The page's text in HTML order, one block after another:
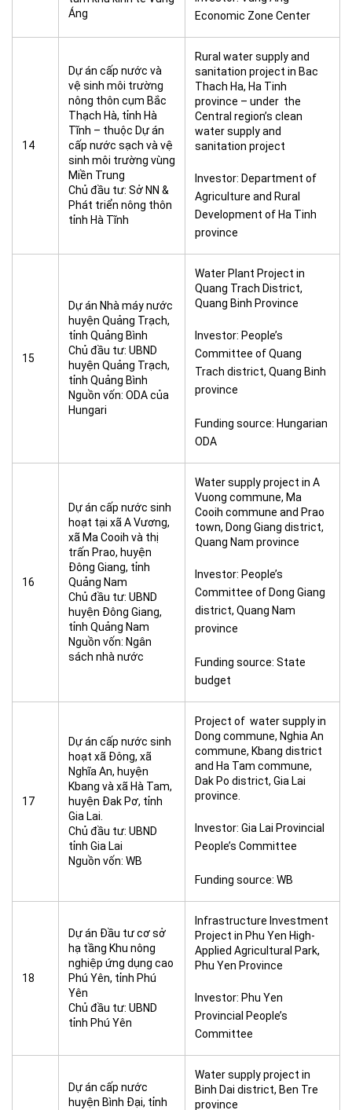
Áng
Economic Zone Center
14
Dự án cấp nước và
vệ sinh môi trường
nông thôn cụm Bắc
Thạch Hà, tỉnh Hà
Tĩnh – thuộc Dự án
cấp nước sạch và vệ
sinh môi trường vùng
Miền Trung
Chủ đầu tư: Sở NN &
Phát triển nông thôn
tỉnh Hà Tĩnh
Rural water supply and
sanitation project in Bac
Thach Ha, Ha Tinh
province – under the
Central region’s clean
water supply and
sanitation project
Investor: Department of
Agriculture and Rural
Development of Ha Tinh
province
15
Dự án Nhà máy nước
huyện Quảng Trạch,
tỉnh Quảng Bình
Chủ đầu tư: UBND
huyện Quảng Trạch,
tỉnh Quảng Bình
Nguồn vốn: ODA của
Hungari
Water Plant Project in
Quang Trach District,
Quang Binh Province
Investor: People’s
Committee of Quang
Trach district, Quang Binh
province
Funding source: Hungarian
ODA
16
Dự án cấp nước sinh
hoạt tại xã A Vương,
xã Ma Cooih và thị
trấn Prao, huyện
Đông Giang, tỉnh
Quảng Nam
Chủ đầu tư: UBND
huyện Đông Giang,
tỉnh Quảng Nam
Nguồn vốn: Ngân
sách nhà nước
Water supply project in A
Vuong commune, Ma
Cooih commune and Prao
town, Dong Giang district,
Quang Nam province
Investor: People’s
Committee of Dong Giang
district, Quang Nam
province
Funding source: State
budget
17
Dự án cấp nước sinh
hoạt xã Đông, xã
Nghĩa An, huyện
Kbang và xã Hà Tam,
huyện Đak Pơ, tỉnh
Gia Lai.
Chủ đầu tư: UBND
tỉnh Gia Lai
Nguồn vốn: WB
Project of water supply in
Dong commune, Nghia An
commune, Kbang district
and Ha Tam commune,
Dak Po district, Gia Lai
province.
Investor: Gia Lai Provincial
People’s Committee
Funding source: WB
18
Dự án Đầu tư cơ sở
hạ tầng Khu nông
nghiệp ứng dụng cao
Phú Yên, tỉnh Phú
Yên
Chủ đầu tư: UBND
tỉnh Phú Yên
Infrastructure Investment
Project in Phu Yen High-
Applied Agricultural Park,
Phu Yen Province
Investor: Phu Yen
Provincial People’s
Committee
Dự án cấp nước
huyện Bình Đại, tỉnh
Water supply project in
Binh Dai district, Ben Tre
province